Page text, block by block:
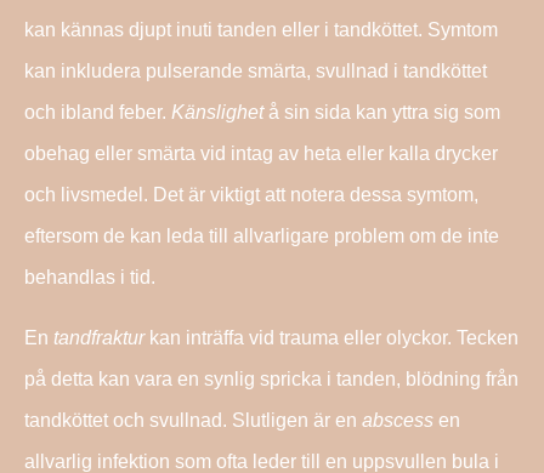
kan kännas djupt inuti tanden eller i tandköttet. Symtom
kan inkludera pulserande smärta, svullnad i tandköttet
och ibland feber. Känslighetå sin sida kan yttra sig som
obehag eller smärta vid intag av heta eller kalla drycker
och livsmedel. Det är viktigt att notera dessa symtom,
eftersom de kan leda till allvarligare problem om de inte
behandlas i tid.
En tandfrakturkan inträffa vid trauma eller olyckor. Tecken
på detta kan vara en synlig spricka i tanden, blödning från
tandköttet och svullnad. Slutligen är en abscess en
allvarlig infektion som ofta leder till en uppsvullen bula i